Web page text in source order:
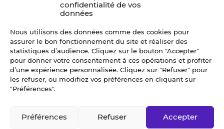
confidentialité de vos
données
Nous utilisons des données comme des cookies pour
assurer le bon fonctionnement du site et réaliser des
statistiques d’audience. Cliquez sur le bouton "Accepter"
pour donner votre consentement à ces opérations et profiter
d’une expérience personnalisée. Cliquez sur "Refuser" pour
les refuser, ou modifiez vos préférences en cliquant sur
"Préférences".
Accepter
Refuser
Préférences
18 760 €*
*TVA en sus, taux en vigueur
Ajouter
supprimer